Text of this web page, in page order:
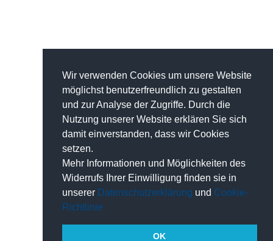
Wir verwenden Cookies um unsere Website
möglichst benutzerfreundlich zu gestalten
und zur Analyse der Zugriffe. Durch die
Nutzung unserer Website erklären Sie sich
damit einverstanden, dass wir Cookies
setzen.
Mehr Informationen und Möglichkeiten des
Widerrufs Ihrer Einwilligung finden sie in
unserer Datenschutzerklärung und Cookie-
Richtlinie
OK